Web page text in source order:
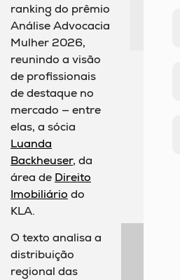
ranking do prêmio
Análise Advocacia
Mulher 2026,
reunindo a visão
de profissionais
de destaque no
mercado — entre
elas, a sócia
Luanda
Backheuser, da
área de Direito
Imobiliário do
KLA.
O texto analisa a
distribuição
regional das